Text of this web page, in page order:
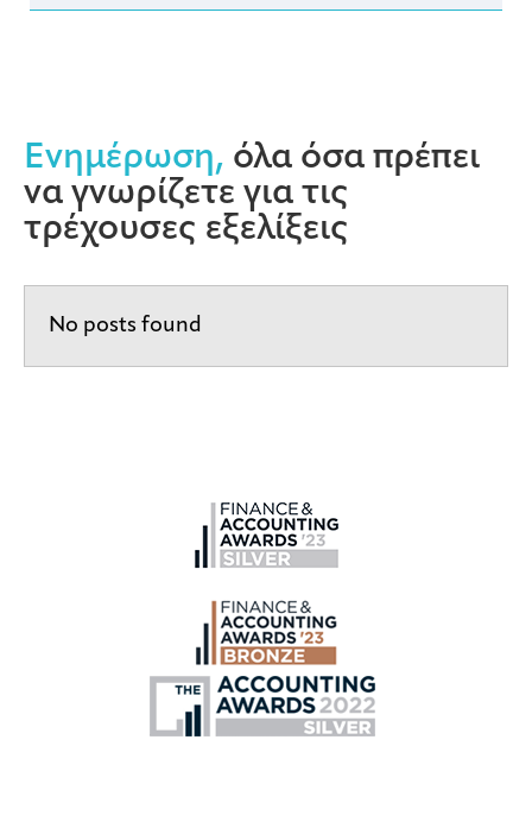
Ενημέρωση, όλα όσα πρέπει
να γνωρίζετε για τις
τρέχουσες εξελίξεις
No posts found